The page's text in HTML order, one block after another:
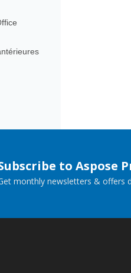
to Aspose
monthly newsletters & offers